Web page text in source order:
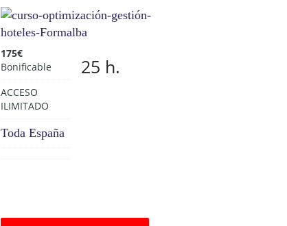
175€
Bonificable
ACCESO
ILIMITADO
Toda España
25 h.